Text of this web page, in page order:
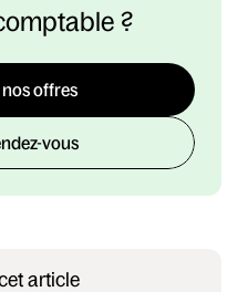
article
?
offres
vous